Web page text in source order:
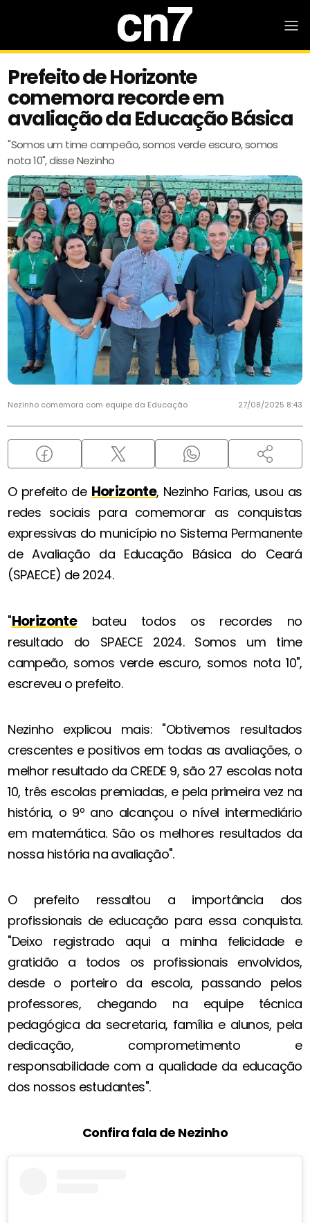
Prefeito de Horizonte
comemora recorde em
avaliação da Educação Básica
"Somos um time campeão, somos verde escuro, somos
nota 10", disse Nezinho
Nezinho comemora com equipe da Educação 27/08/2025 8:43
O prefeito de Horizonte, Nezinho Farias, usou as
redes sociais para comemorar as conquistas
expressivas do município no Sistema Permanente
de Avaliação da Educação Básica do Ceará
(SPAECE) de 2024.
"Horizontebateu todos os recordes no
resultado do SPAECE 2024. Somos um time
campeão, somos verde escuro, somos nota 10",
escreveu o prefeito.
Nezinho explicou mais: "Obtivemos resultados
crescentes e positivos em todas as avaliações, o
melhor resultado da CREDE 9, são 27 escolas nota
10, três escolas premiadas, e pela primeira vez na
história, o 9º ano alcançou o nível intermediário
em matemática. São os melhores resultados da
nossa história na avaliação".
O prefeito ressaltou a importância dos
profissionais de educação para essa conquista.
"Deixo registrado aqui a minha felicidade e
gratidão a todos os profissionais envolvidos,
desde o porteiro da escola, passando pelos
professores, chegando na equipe técnica
pedagógica da secretaria, família e alunos, pela
dedicação, comprometimento e
responsabilidade com a qualidade da educação
dos nossos estudantes".
Confira fala de Nezinho